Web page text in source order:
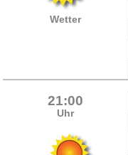
Wetter
21:00
Uhr